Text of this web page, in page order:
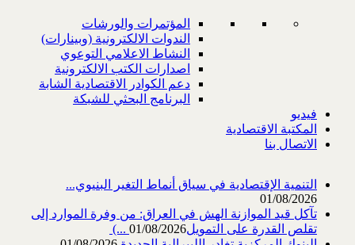
المؤتمرات والورشات
الندوات الالكترونية (وبينارات)
النشاط الاعلامي التوعوي
اصدارات الكتب الالكترونية
دعم الكوادر الاقتصادية الشابة
البرنامج البحثي للشبكة
فيديو
المكتبة الاقتصادية
الاتصال بنا
التنمية الإقتصادية في سياق أنماط التغير البنيوي...
01/08/2026
تآكل قيد الموازنة الهش في العراق: من وفرة الموارد إلى
تقلص القدرة على التمويل‎ (...01/08/2026